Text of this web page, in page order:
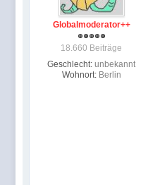
Globalmoderator++
18.660 Beiträge
Geschlecht: unbekannt
Wohnort: Berlin